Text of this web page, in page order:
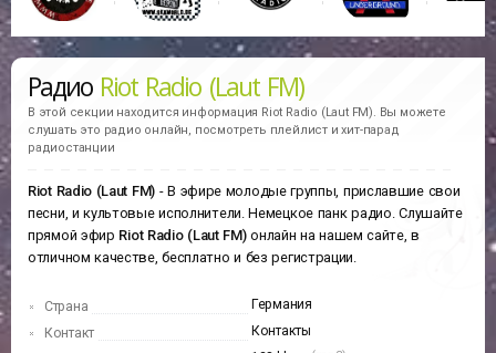
Радио Riot Radio (Laut FM)
В этой секции находится информация Riot Radio (Laut FM). Вы можете
слушать это радио онлайн, посмотреть плейлист и хит-парад
радиостанции
Riot Radio (Laut FM) - В эфире молодые группы, приславшие свои
песни, и культовые исполнители. Немецкое панк радио. Слушайте
прямой эфир Riot Radio (Laut FM)онлайн на нашем сайте, в
отличном качестве, бесплатно и без регистрации.
Страна
Германия
Контакт
Контакты